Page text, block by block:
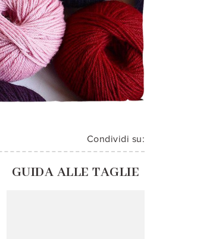
Condividi su:
GUIDA ALLE TAGLIE